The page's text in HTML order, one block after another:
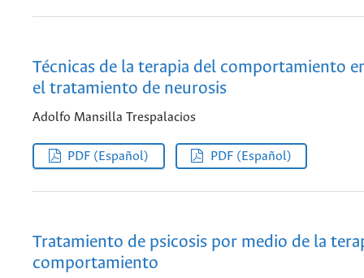
Técnicas de la terapia del comportamiento
el tratamiento de neurosis
Adolfo Mansilla Trespalacios
PDF (Español) PDF (Español)
Tratamiento de psicosis por medio de la
comportamiento